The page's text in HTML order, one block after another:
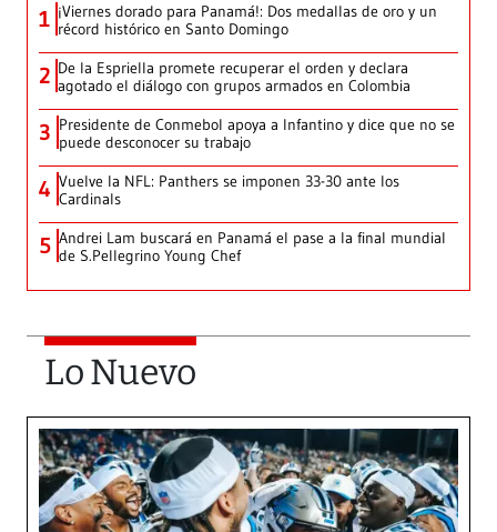
1 ¡Viernes dorado para Panamá!: Dos medallas de oro y un
récord histórico en Santo Domingo
2 De la Espriella promete recuperar el orden y declara
agotado el diálogo con grupos armados en Colombia
3 Presidente de Conmebol apoya a Infantino y dice que no se
puede desconocer su trabajo
4 Vuelve la NFL: Panthers se imponen 33-30 ante los
Cardinals
5 Andrei Lam buscará en Panamá el pase a la final mundial
de S.Pellegrino Young Chef
Lo Nuevo